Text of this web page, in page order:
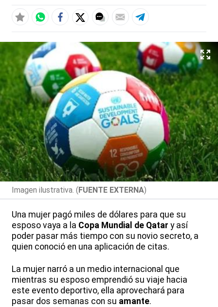
Imagen ilustrativa. (FUENTE EXTERNA)
Una mujer pagó miles de dólares para que su
esposo vaya a la Copa Mundial de Qatar y así
poder pasar más tiempo con su novio secreto, a
quien conoció en una aplicación de citas.
La mujer narró a un medio internacional que
mientras su esposo emprendió su viaje hacia
este evento deportivo, ella aprovechará para
pasar dos semanas con su amante.